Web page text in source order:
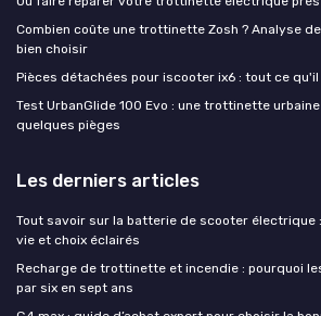
Combien coûte une trottinette Zosh ? Analyse
bien choisir
Pièces détachées pour iscooter ix6 : tout ce
Test UrbanGlide 100 Evo : une trottinette
quelques pièges
Les derniers articles
Tout savoir sur la batterie de scooter électrique
vie et choix éclairés
Recharge de trottinette et incendie : pourquoi
par six en sept ans